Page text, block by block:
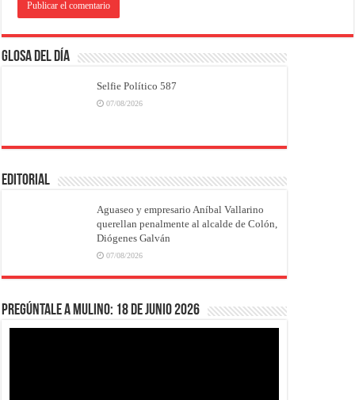
Glosa del Día
Selfie Político 587
07/08/2026
EDITORIAL
Aguaseo y empresario Aníbal Vallarino
querellan penalmente al alcalde de Colón,
Diógenes Galván
07/08/2026
Pregúntale a Mulino: 18 de junio 2026